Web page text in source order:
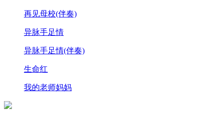
再见母校(伴奏)
异脉手足情
异脉手足情(伴奏)
生命红
我的老师妈妈